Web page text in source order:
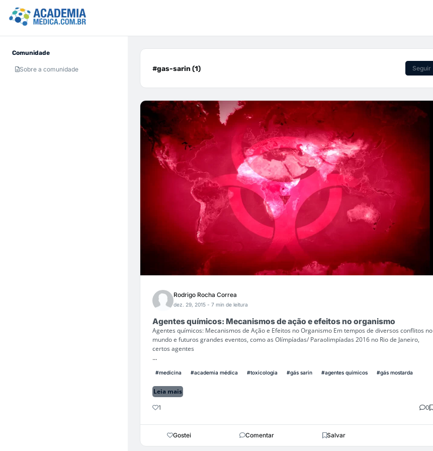
Comunidade
Sobre a comunidade #gas-sarin (1) Seguir
Rodrigo Rocha Correa
dez. 29, 2015 - 7 min de leitura
Agentes químicos: Mecanismos de ação e efeitos no organismo
Agentes químicos: Mecanismos de Ação e Efeitos no Organismo Em tempos de diversos conflitos no
mundo e futuros grandes eventos, como as Olímpíadas/ Paraolimpíadas 2016 no Rio de Janeiro,
certos agentes
...
#medicina #academia médica #toxicologia #gás sarin #agentes químicos #gás mostarda
Leia mais
1 0
Gostei Comentar Salvar